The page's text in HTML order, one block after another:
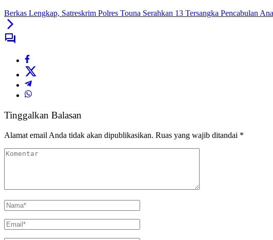
Berkas Lengkap, Satreskrim Polres Touna Serahkan 13 Tersangka Pencabulan
Tinggalkan Balasan
Alamat email Anda tidak akan dipublikasikan. Ruas yang wajib ditandai *